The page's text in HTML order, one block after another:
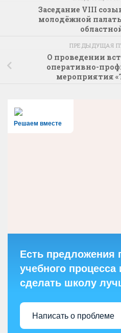
Заседание VIII
молодёжной
ПРЕДЫДУЩАЯ
О проведении
оперативно-
мероприятия
Решаем вместе
Есть предложения
учебного процесса
сделать школу
Написать о проблеме